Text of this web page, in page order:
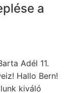
a
Adél 11.
Hallo Bern!
kiváló